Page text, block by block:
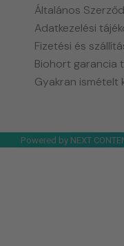
Általános
Adatkezelési
Fizetési és
Biohort garancia
Gyakran ismételt
Powered by NEXT